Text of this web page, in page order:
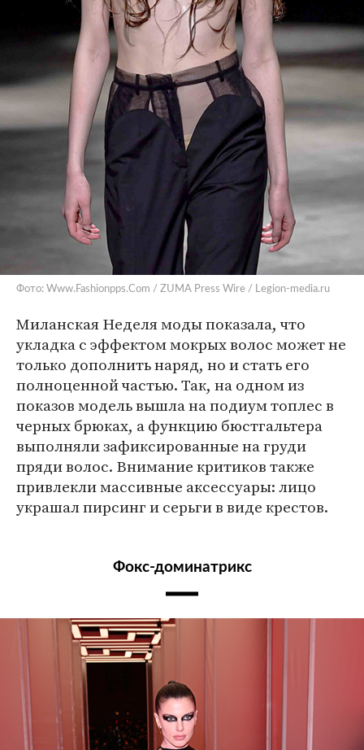
Фото: Www.Fashionpps.Com / ZUMA Press Wire / Legion-media.ru
Миланская Неделя моды показала, что
укладка с эффектом мокрых волос может не
только дополнить наряд, но и стать его
полноценной частью. Так, на одном из
показов модель вышла на подиум топлес в
черных брюках, а функцию бюстгальтера
выполняли зафиксированные на груди
пряди волос. Внимание критиков также
привлекли массивные аксессуары: лицо
украшал пирсинг и серьги в виде крестов.
Фокс-доминатрикс